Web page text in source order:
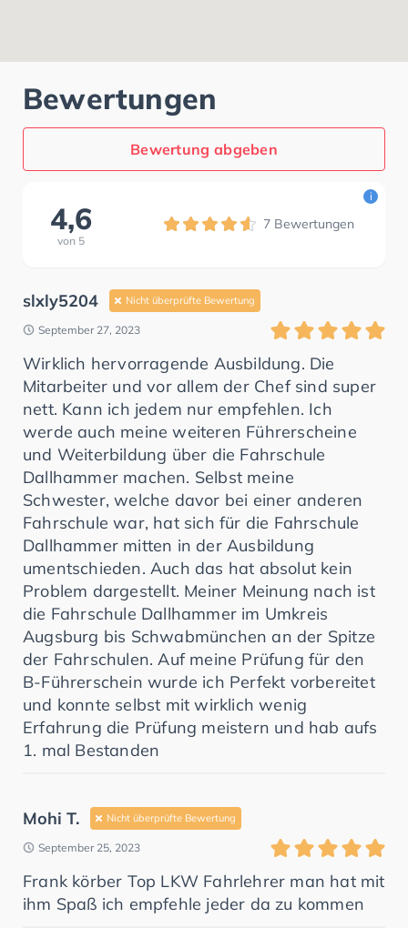
Bewertungen
Bewertung abgeben
4,6
von 5
7 Bewertungen
i
slxly5204 Nicht überprüfte Bewertung
September 27, 2023
Wirklich hervorragende Ausbildung. Die
Mitarbeiter und vor allem der Chef sind super
nett. Kann ich jedem nur empfehlen. Ich
werde auch meine weiteren Führerscheine
und Weiterbildung über die Fahrschule
Dallhammer machen. Selbst meine
Schwester, welche davor bei einer anderen
Fahrschule war, hat sich für die Fahrschule
Dallhammer mitten in der Ausbildung
umentschieden. Auch das hat absolut kein
Problem dargestellt. Meiner Meinung nach ist
die Fahrschule Dallhammer im Umkreis
Augsburg bis Schwabmünchen an der Spitze
der Fahrschulen. Auf meine Prüfung für den
B-Führerschein wurde ich Perfekt vorbereitet
und konnte selbst mit wirklich wenig
Erfahrung die Prüfung meistern und hab aufs
1. mal Bestanden
Mohi T. Nicht überprüfte Bewertung
September 25, 2023
Frank körber Top LKW Fahrlehrer man hat mit
ihm Spaß ich empfehle jeder da zu kommen